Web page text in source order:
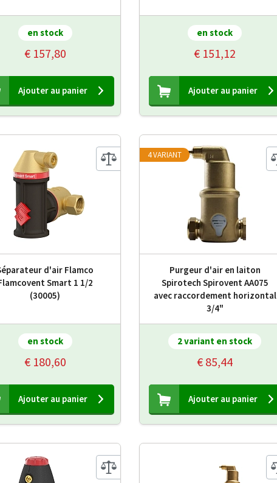
en stock
€ 157,80
Ajouter au panier
en stock
€ 151,12
Ajouter au panier
d'air Flamco
Smart 1 1/2
(30005)
en stock
€ 180,60
Ajouter au panier
Purgeur d'air en laiton
Spirotech Spirovent AA075
avec raccordement horizontal
3/4"
2 variant en stock
€ 85,44
Ajouter au panier
4 VARIANT